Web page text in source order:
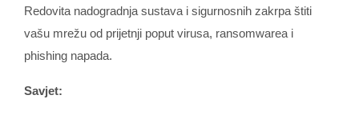
Redovita nadogradnja sustava i sigurnosnih zakrpa štiti
vašu mrežu od prijetnji poput virusa, ransomwarea i
phishing napada.
Savjet: